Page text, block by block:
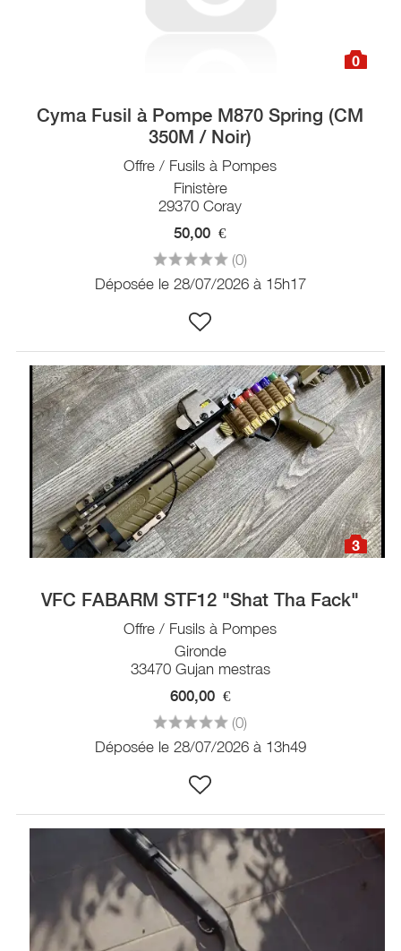
0
Cyma Fusil à Pompe M870 Spring (CM
350M / Noir)
Offre / Fusils à Pompes
Finistère
29370 Coray
50,00 €
(0)
Déposée le 28/07/2026 à 15h17
3
VFC FABARM STF12 "Shat Tha Fack"
Offre / Fusils à Pompes
Gironde
33470 Gujan mestras
600,00 €
(0)
Déposée le 28/07/2026 à 13h49